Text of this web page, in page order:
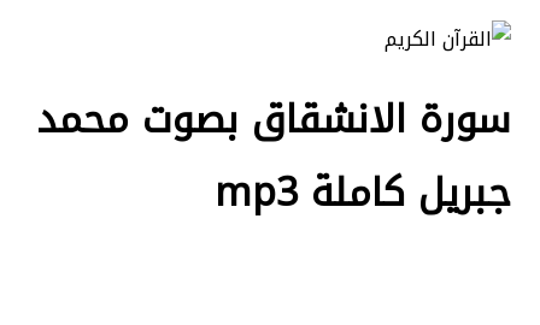
سورة الانشقاق بصوت محمد
جبريل كاملة mp3